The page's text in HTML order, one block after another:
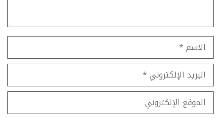
الاسم
البريد
الإلكتروني
الموقع
الإلكتروني